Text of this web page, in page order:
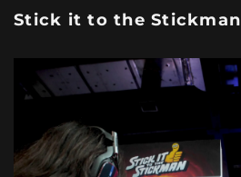
Stick it to the Stickman